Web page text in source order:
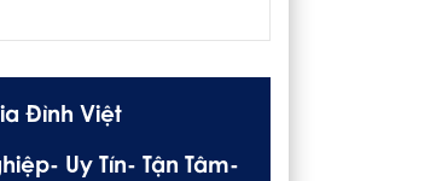
Đình Việt
Uy Tín- Tận Tâm-